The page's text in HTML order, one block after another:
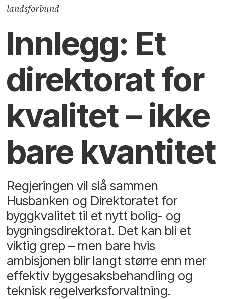
landsforbund
Innlegg: Et
direktorat for
kvalitet – ikke
bare kvantitet
Regjeringen vil slå sammen
Husbanken og Direktoratet for
byggkvalitet til et nytt bolig- og
bygningsdirektorat. Det kan bli et
viktig grep – men bare hvis
ambisjonen blir langt større enn mer
effektiv byggesaksbehandling og
teknisk regelverksforvaltning.